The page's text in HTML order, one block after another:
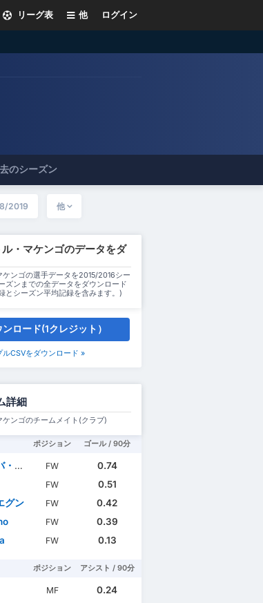
ログイン
他
リーグ表
のシーズン
2019 他
・マケンゴのデータをダ
ンゴの選手データを2015/2016シー
ンまでの全データをダウンロード
とシーズン平均記録を含みます。)
ロード(1クレジット）
ルCSVをダウンロード »
詳細
ンゴのチームメイト(クラブ)
ポジション ゴール / 90分
ン FW
0.74
FW
0.51
グン
FW
0.42
FW
0.39
FW 0.13
ポジション アシスト / 90分
MF
0.24